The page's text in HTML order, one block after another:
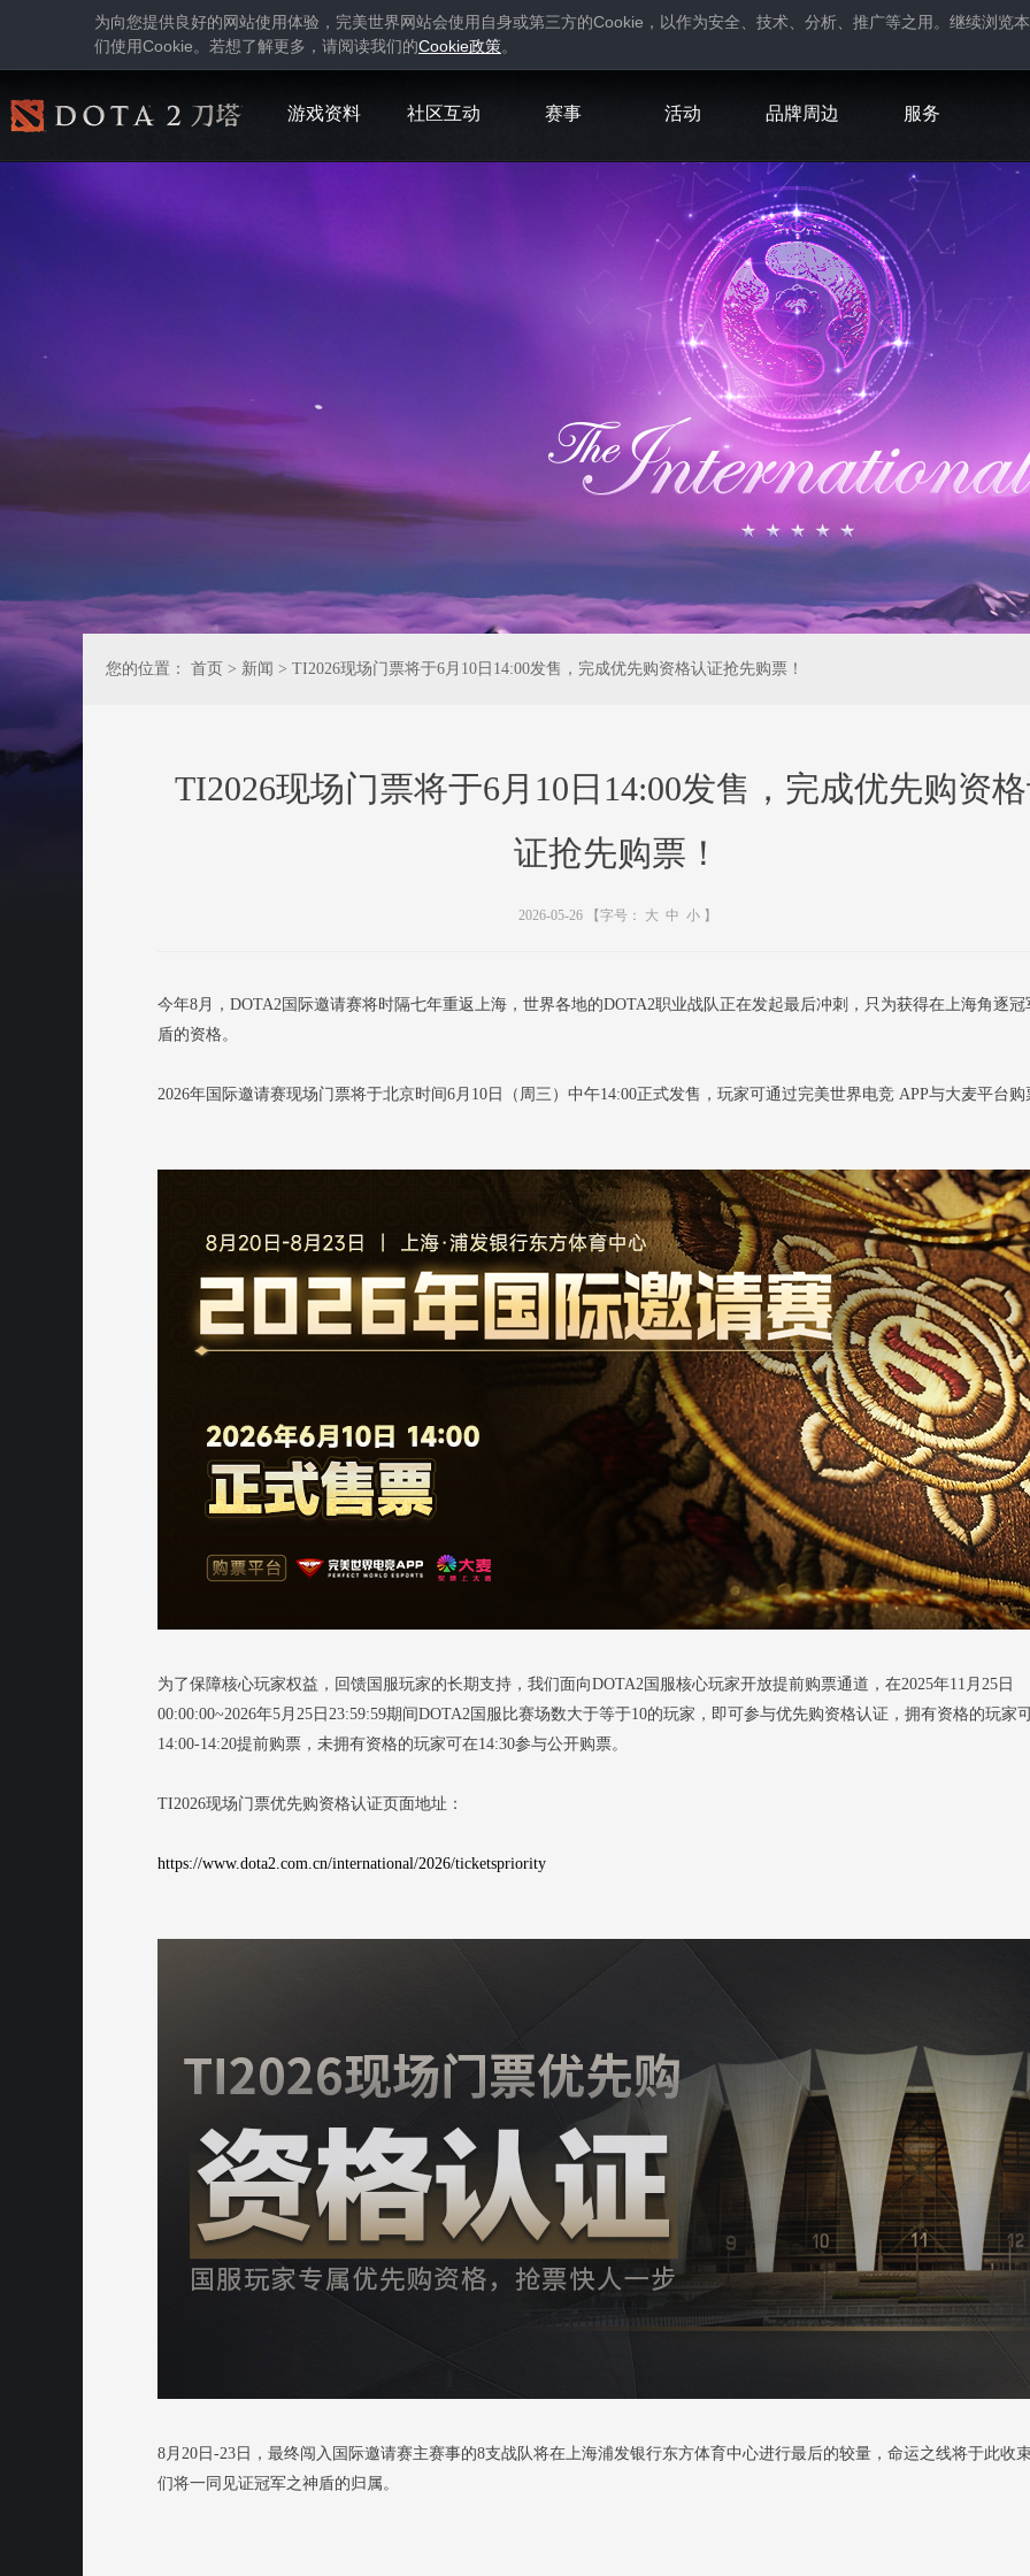
为向您提供良好的网站使用体验，完美世界网站会使用自身或第三方的Cookie ，以作为安全、技术、分析、推广等之用。继续浏览
们使用Cookie。若想了解更多，请阅读我们的Cookie政策。
游戏资料 社区互动 赛事 活动 品牌周边 服务
您的位置： 首页 > 新闻 > TI2026现场门票将于6月10日14:00发售，完成优先购资格认证抢先购票！
TI2026现场门票将于6月10日14:00发售，完成优先购资
证抢先购票！
2026-05-26 【字号： 大 中 小】
今年8月，DOTA2国际邀请赛将时隔七年重返上海，世界各地的DOTA2职业战队正在发起最后冲刺，只为获得在上海角逐冠
盾的资格。
2026年国际邀请赛现场门票将于北京时间6月10日（周三）中午14:00正式发售，玩家可通过完美世界电竞 APP与大麦平台购
为了保障核心玩家权益，回馈国服玩家的长期支持，我们面向DOTA2国服核心玩家开放提前购票通道，在2025年11月25日
00:00:00~2026年5月25日23:59:59期间DOTA2国服比赛场数大于等于10的玩家，即可参与优先购资格认证，拥有资格的玩家
14:00-14:20提前购票，未拥有资格的玩家可在14:30参与公开购票。
TI2026现场门票优先购资格认证页面地址：
https://www.dota2.com.cn/international/2026/ticketspriority
8月20日-23日，最终闯入国际邀请赛主赛事的8支战队将在上海浦发银行东方体育中心进行最后的较量，命运之线将于此收
们将一同见证冠军之神盾的归属。